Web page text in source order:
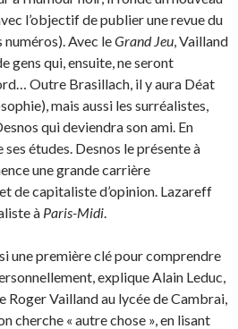
l’objectif de publier une revue du
Avec leGrand Jeu, Vailland
gens qui, ensuite, ne seront
Outre Brasillach, il y aura Déat
mais aussi les surréalistes,
qui deviendra son ami. En
études. Desnos le présente à
une grande carrière
de capitaliste d’opinion. Lazareff
à Paris-Midi.
une première clé pour comprendre
explique Alain Leduc,
Roger Vailland au lycée de Cambrai,
cherche « autre chose », en lisant